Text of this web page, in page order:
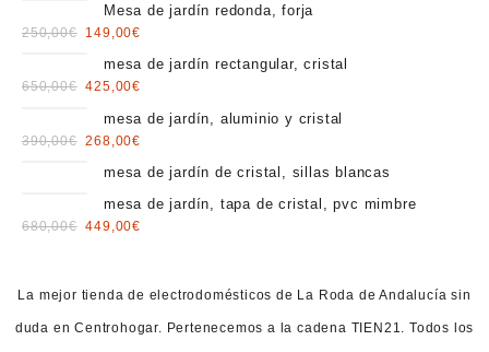
Mesa de jardín redonda, forja
250,00€ Original
149,00€
mesa de jardín rectangular, cristal
650,00€ Original
425,00€
mesa de jardín, aluminio y cristal
390,00€ Original
390,00€.
268,00€
268,00€.
mesa de jardín de cristal, sillas blancas
mesa de jardín, tapa de cristal, pvc mimbre
680,00€ Original
680,00€.
449,00€
449,00€.
La mejor tienda de electrodomésticos de La Roda de Andalucía sin
duda en Centrohogar. Pertenecemos a la cadena TIEN21. Todos los